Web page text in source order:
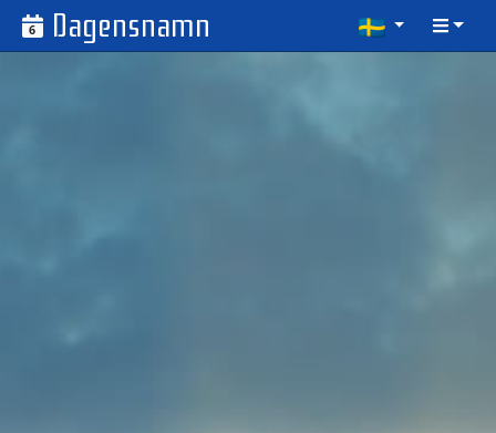
6 Dagensnamn